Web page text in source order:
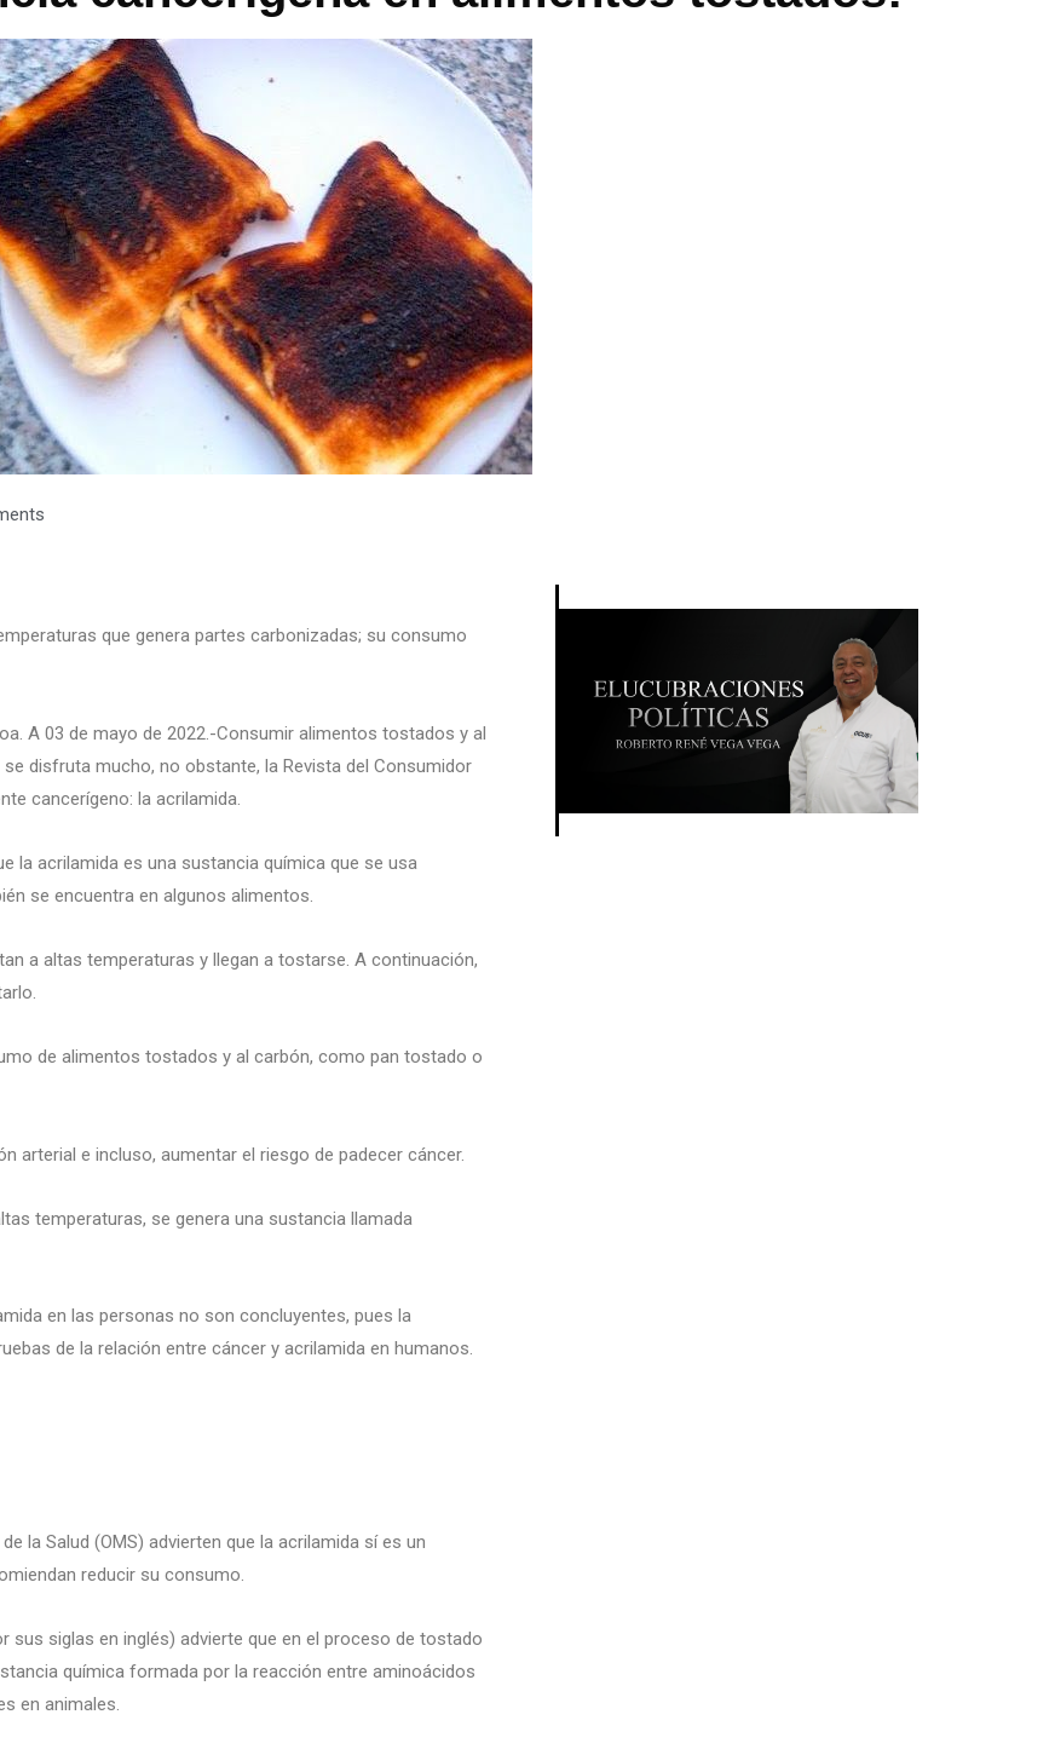
que genera partes carbonizadas; su consumo
A 03 de mayo de 2022.-Consumir alimentos tostados y al
disfruta mucho, no obstante, la Revista del Consumidor
cancerígeno: la acrilamida.
la acrilamida es una sustancia química que se usa
se encuentra en algunos alimentos.
a altas temperaturas y llegan a tostarse. A continuación,
de alimentos tostados y al carbón, como pan tostado o
arterial e incluso, aumentar el riesgo de padecer cáncer.
temperaturas, se genera una sustancia llamada
en las personas no son concluyentes, pues la
de la relación entre cáncer y acrilamida en humanos.
la Salud (OMS) advierten que la acrilamida sí es un
reducir su consumo.
sus siglas en inglés) advierte que en el proceso de tostado
química formada por la reacción entre aminoácidos
en animales.